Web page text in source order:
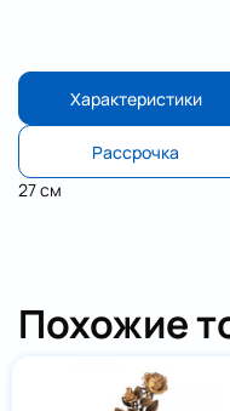
Характеристики
Рассрочка
27 см
Похожие